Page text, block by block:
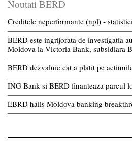
Noutati BERD
Creditele neperformante (npl) -
BERD este ingrijorata de investigatia
Moldova la Victoria Bank, subsidiara
BERD dezvaluie cat a platit pe
ING Bank si BERD finanteaza parcul
EBRD hails Moldova banking